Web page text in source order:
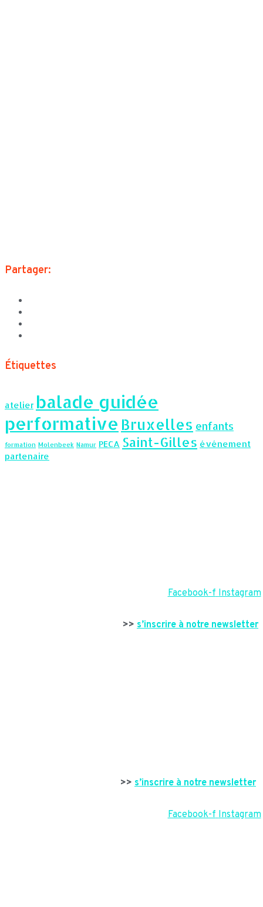
Partager:
Étiquettes
atelier balade guidée
performative Bruxelles enfants
formation Molenbeek Namur PECA Saint-Gilles événement
partenaire
Facebook-f Instagram
>> s’inscrire à notre newsletter
>> s’inscrire à notre newsletter
Facebook-f Instagram